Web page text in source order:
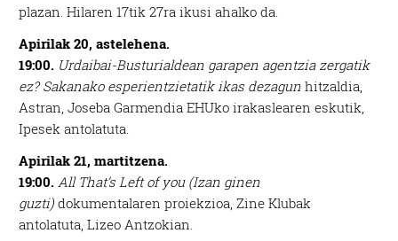
plazan. Hilaren 17tik 27ra ikusi ahalko da.
Apirilak 20, astelehena.
19:00. Urdaibai-Busturialdean garapen agentzia zergatik
ez? Sakanako esperientzietatik ikas dezagunhitzaldia,
Astran, Joseba Garmendia EHUko irakaslearen eskutik,
Ipesek antolatuta.
Apirilak 21, martitzena.
19:00. All That’s Left of you (Izan ginen
guzti)dokumentalaren proiekzioa, Zine Klubak
antolatuta, Lizeo Antzokian.